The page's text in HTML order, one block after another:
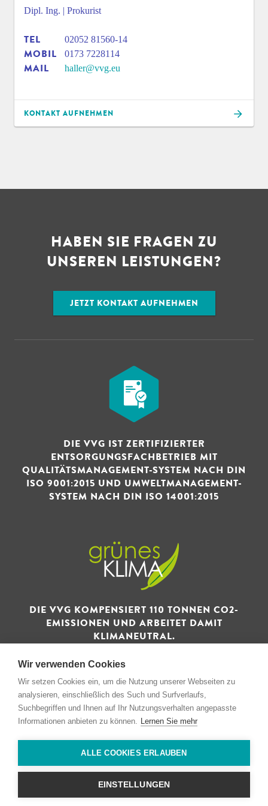
Dipl. Ing. | Prokurist
TEL 02052 81560-14
MOBIL 0173 7228114
MAIL haller@vvg.eu
KONTAKT AUFNEHMEN
HABEN SIE FRAGEN ZU
UNSEREN LEISTUNGEN?
JETZT KONTAKT AUFNEHMEN
DIE VVG IST ZERTIFIZIERTER
ENTSORGUNGSFACHBETRIEB MIT
QUALITÄTSMANAGEMENT-SYSTEM NACH DIN
ISO 9001:2015 UND UMWELTMANAGEMENT-
SYSTEM NACH DIN ISO 14001:2015
DIE VVG KOMPENSIERT 110 TONNEN CO2-
EMISSIONEN UND ARBEITET DAMIT
KLIMANEUTRAL.
© 1993 - 2026 Verwertungs- und Vertriebsgesellschaft GmbH
Wir verwenden Cookies
Wir setzen Cookies ein, um die Nutzung unserer Webseiten zu
analysieren, einschließlich des Such und Surfverlaufs,
Suchbegriffen und Ihnen auf Ihr Nutzungsverhalten angepasste
Informationen anbieten zu können. Lernen Sie mehr
ALLE COOKIES ERLAUBEN
EINSTELLUNGEN